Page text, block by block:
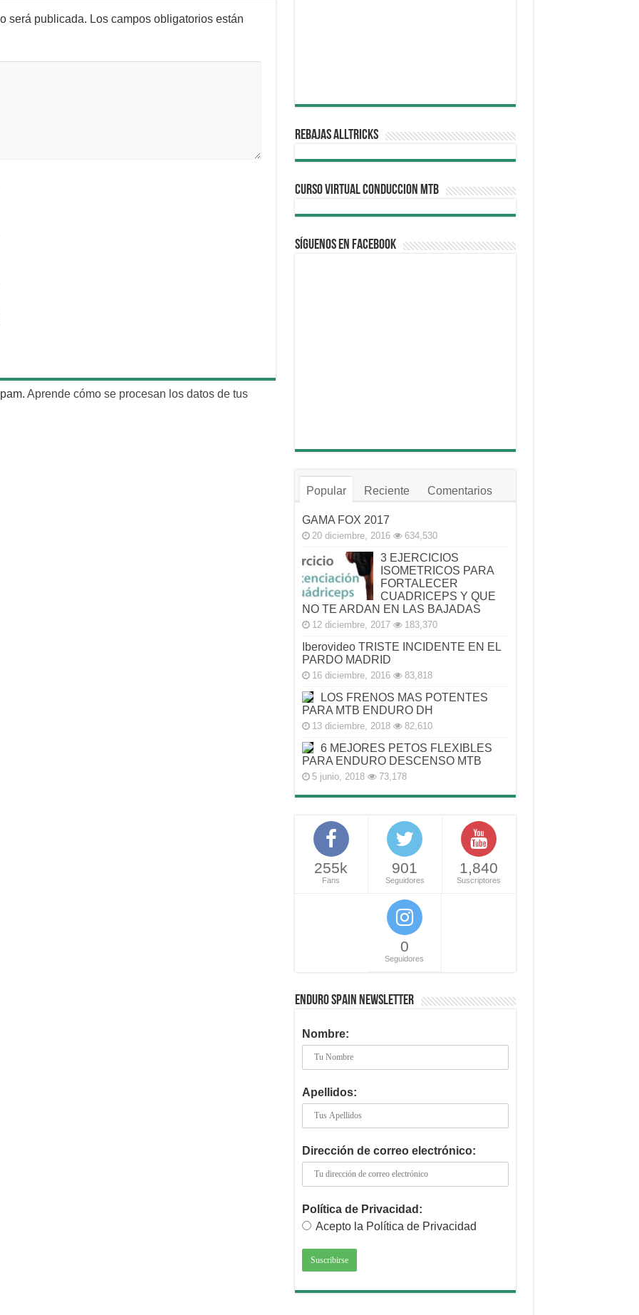
será publicada. Los campos obligatorios están
Aprende cómo se procesan los datos de tus
REBAJAS ALLTRICKS
CURSO VIRTUAL CONDUCCION MTB
Síguenos en Facebook
Popular Reciente Comentarios
GAMA FOX 2017
20 diciembre, 2016 634,530
3 EJERCICIOS
ISOMETRICOS PARA
FORTALECER
CUADRICEPS Y QUE
NO TE ARDAN EN LAS BAJADAS
12 diciembre, 2017 183,370
Iberovideo TRISTE INCIDENTE EN EL
PARDO MADRID
16 diciembre, 2016 83,818
LOS FRENOS MAS POTENTES
PARA MTB ENDURO DH
13 diciembre, 2018 82,610
6 MEJORES PETOS FLEXIBLES
PARA ENDURO DESCENSO MTB
5 junio, 2018 73,178
255k
Fans
901
Seguidores
1,840
Suscriptores
0
Seguidores
ENDURO SPAIN NEWSLETTER
Nombre:
Apellidos:
Dirección de correo electrónico:
Política de Privacidad:
Acepto la Política de Privacidad